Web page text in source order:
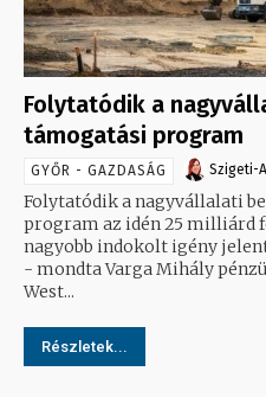
Folytatódik a
támogatási program
GYŐR - GAZDASÁG Szigeti-
Folytatódik a nagyvállalati
program az idén 25 milliárd
nagyobb indokolt igény
- mondta Varga Mihály
West...
Részletek...